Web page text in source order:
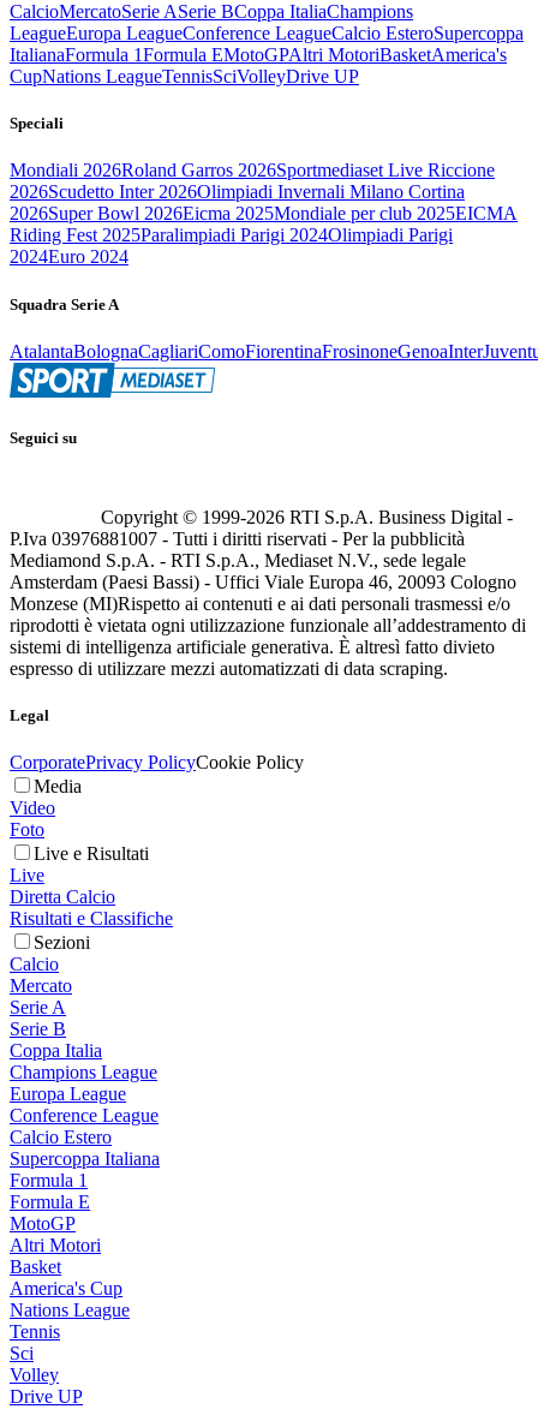
CalcioMercatoSerie ASerie BCoppa ItaliaChampions
LeagueEuropa LeagueConference LeagueCalcio EsteroSupercoppa
ItalianaFormula 1Formula EMotoGPAltri MotoriBasketAmerica's
CupNations LeagueTennisSciVolleyDrive UP
Speciali
Mondiali 2026Roland Garros 2026Sportmediaset Live Riccione
2026Scudetto Inter 2026Olimpiadi Invernali Milano Cortina
2026Super Bowl 2026Eicma 2025Mondiale per club 2025EICMA
Riding Fest 2025Paralimpiadi Parigi 2024Olimpiadi Parigi
2024Euro 2024
Squadra Serie A
AtalantaBolognaCagliariComoFiorentinaFrosinoneGenoaInter
Seguici su
Copyright © 1999-2026 RTI S.p.A. Business Digital -
P.Iva 03976881007 - Tutti i diritti riservati - Per la pubblicità
Mediamond S.p.A. - RTI S.p.A., Mediaset N.V., sede legale
Amsterdam (Paesi Bassi) - Uffici Viale Europa 46, 20093 Cologno
Monzese (MI)Rispetto ai contenuti e ai dati personali trasmessi e/o
riprodotti è vietata ogni utilizzazione funzionale all’addestramento di
sistemi di intelligenza artificiale generativa. È altresì fatto divieto
espresso di utilizzare mezzi automatizzati di data scraping.
Legal
CorporatePrivacy PolicyCookie Policy
Media
Video
Foto
Live e Risultati
Live
Diretta Calcio
Risultati e Classifiche
Sezioni
Calcio
Mercato
Serie A
Serie B
Coppa Italia
Champions League
Europa League
Conference League
Calcio Estero
Supercoppa Italiana
Formula 1
Formula E
MotoGP
Altri Motori
Basket
America's Cup
Nations League
Tennis
Sci
Volley
Drive UP